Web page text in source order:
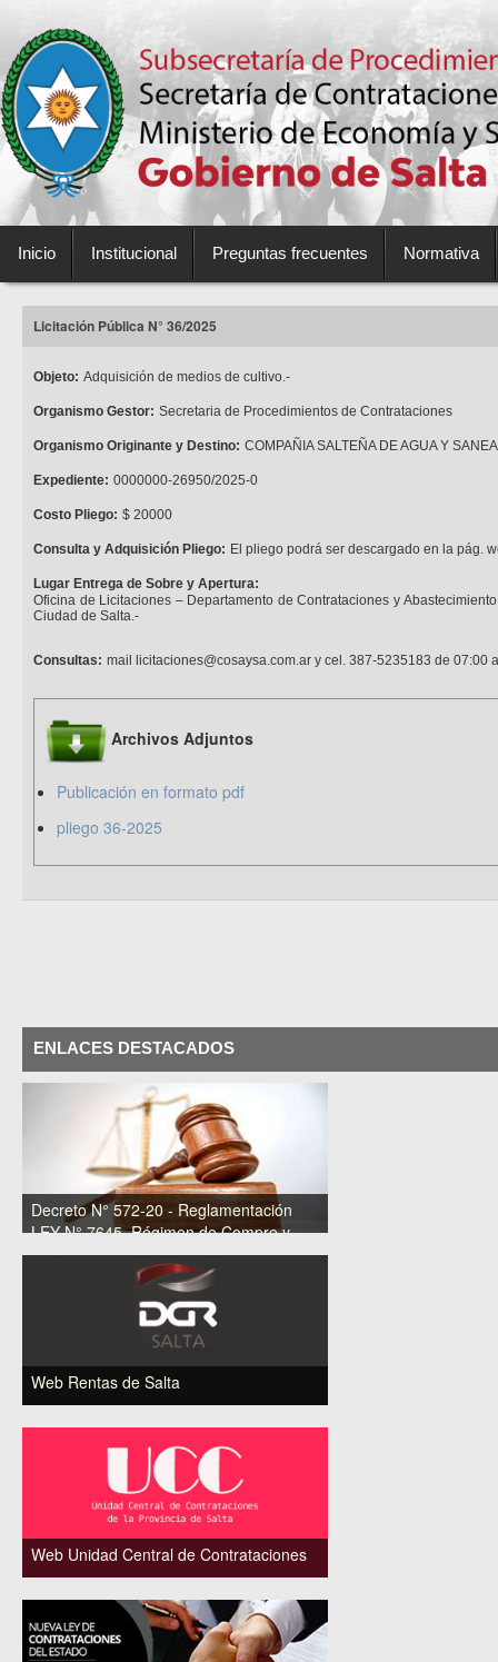
Inicio Institucional Preguntas frecuentes Normativa
Licitación Pública N° 36/2025
Objeto: Adquisición de medios de cultivo.-
Organismo Gestor: Secretaria de Procedimientos de Contrataciones
Organismo Originante y Destino: COMPAÑIA SALTEÑA DE AGUA Y
Expediente: 0000000-26950/2025-0
Costo Pliego: $ 20000
Consulta y Adquisición Pliego: El pliego podrá ser descargado en la pág.
Lugar Entrega de Sobre y Apertura:
Oficina de Licitaciones – Departamento de Contrataciones y
Ciudad de Salta.-
Consultas: mail licitaciones@cosaysa.com.ar y cel. 387-5235183 de 07:00
Archivos Adjuntos
Publicación en formato pdf
pliego 36-2025
ENLACES DESTACADOS
Decreto N° 572-20 - Reglamentación
LEY N° 7645. Régimen de Compre y
Contrate Trabajo Salteño.
Web Rentas de Salta
Web Unidad Central de Contrataciones